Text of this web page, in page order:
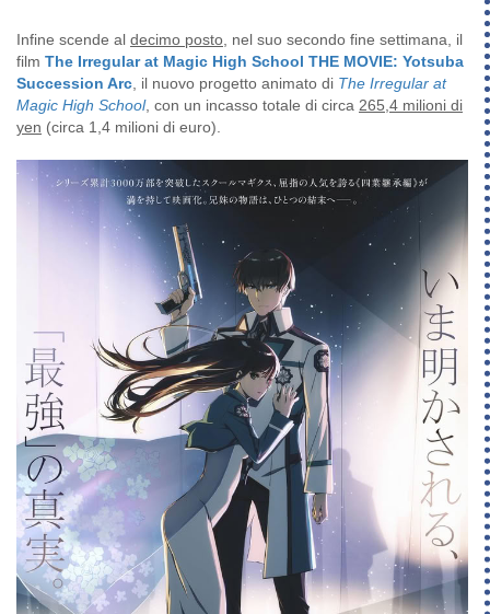
Infine scende al decimo posto, nel suo secondo fine settimana, il
film The Irregular at Magic High School THE MOVIE: Yotsuba
Succession Arc, il nuovo progetto animato di The Irregular at
Magic High School, con un incasso totale di circa 265,4 milioni di
yen (circa 1,4 milioni di euro).